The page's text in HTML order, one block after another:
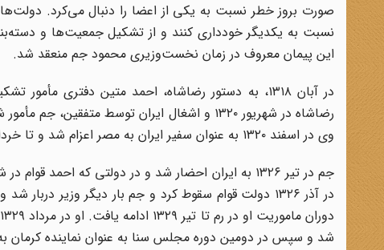
صورت بروز خطر نسبت به یکی از اعضا را دنبال می‌‌کرد.
نسبت به یکدیگر خودداری کنند و از تشکیل جمعیت‌ها و
این پیمان معروف در زمان نخست‌وزیری محمود جم منعقد شد.
در آبان ۱۳۱۸، به دستور رضاشاه‌، احمد متین‌ دفتری
‌رضاشاه‌ در شهریور ۱۳۲۰ و اشغال ‌ایران ‌توسط
وی ‌در اسفند ۱۳۲۰ به‌ عنوان ‌سفیر ایران‌ به ‌مصر اعزام‌ شد و تا خرداد ۱۳۲۶ در این ‌سمت ‌بود.
جم در تیر ۱۳۲۶ به ایران احضار شد و در دولتی‌ که
‌شد و سپس در دومین دوره‌ مجلس ‌سنا به عنوان نماینده